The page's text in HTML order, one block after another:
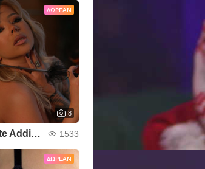
ΔΩΡΕΆΝ
8
Your Favorite Addiction 1533
ΔΩΡΕΆΝ